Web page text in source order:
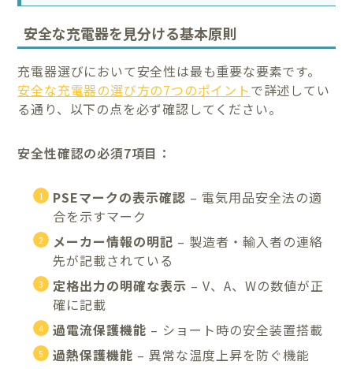
安全な充電器を見分ける基本原則
充電器選びにおいて安全性は最も重要な要素です。
安全な充電器の選び方の7つのポイントで詳述してい
る通り、以下の点を必ず確認してください。
安全性確認の必須7項目：
PSEマークの表示確認 – 電気用品安全法の適
合を示すマーク
メーカー情報の明記 – 製造者・輸入者の連絡
先が記載されている
定格出力の明確な表示 – V、A、Wの数値が正
確に記載
過電流保護機能 – ショート時の安全装置搭載
過熱保護機能 – 異常な温度上昇を防ぐ機能